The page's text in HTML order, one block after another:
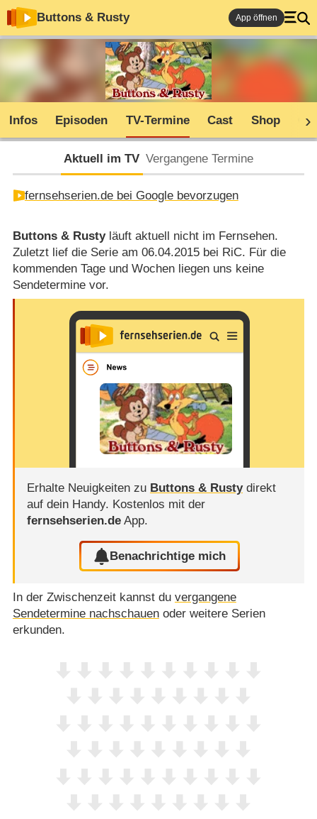
Buttons & Rusty App öffnen
Infos Episoden TV-Termine Cast Shop
Aktuell im TV Vergangene Termine
fernsehserien.de bei Google bevorzugen
Buttons & Rustyläuft aktuell nicht im Fernsehen.
Zuletzt lief die Serie am 06.04.2015 bei RiC. Für die
kommenden Tage und Wochen liegen uns keine
Sendetermine vor.
Erhalte Neuigkeiten zu Buttons & Rustydirekt
auf dein Handy. Kostenlos mit der
fernsehserien.deApp.
Benachrichtige mich
In der Zwischenzeit kannst du vergangene
Sendetermine nachschauenoder weitere Serien
erkunden.